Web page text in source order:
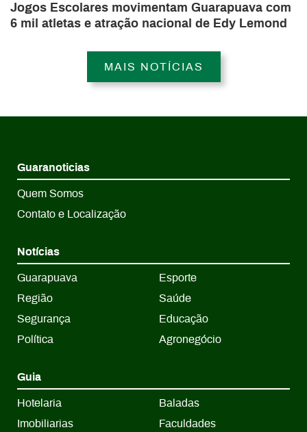
Jogos Escolares movimentam Guarapuava com
6 mil atletas e atração nacional de Edy Lemond
MAIS NOTÍCIAS
Guaranoticias
Quem Somos
Contato e Localização
Notícias
Guarapuava
Região
Segurança
Política
Esporte
Saúde
Educação
Agronegócio
Guia
Hotelaria
Imobiliarias
Baladas
Faculdades